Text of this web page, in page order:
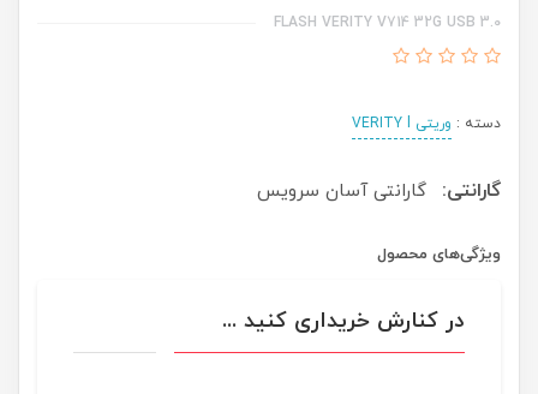
FLASH VERITY V714 32G USB 3.0
دسته : وریتی VERITY l
گارانتی: گارانتی آسان سرویس
ویژگی‌های محصول
در کنارش خریداری کنید ...